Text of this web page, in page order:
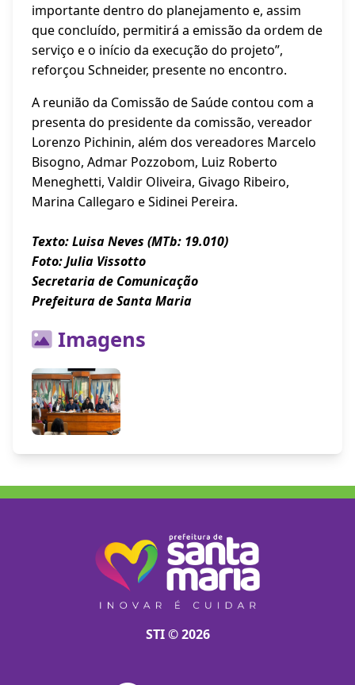
importante dentro do planejamento e, assim
que concluído, permitirá a emissão da ordem de
serviço e o início da execução do projeto”,
reforçou Schneider, presente no encontro.
A reunião da Comissão de Saúde contou com a
presenta do presidente da comissão, vereador
Lorenzo Pichinin, além dos vereadores Marcelo
Bisogno, Admar Pozzobom, Luiz Roberto
Meneghetti, Valdir Oliveira, Givago Ribeiro,
Marina Callegaro e Sidinei Pereira.
Texto: Luisa Neves (MTb: 19.010)
Foto: Julia Vissotto
Secretaria de Comunicação
Prefeitura de Santa Maria
Imagens
STI © 2026